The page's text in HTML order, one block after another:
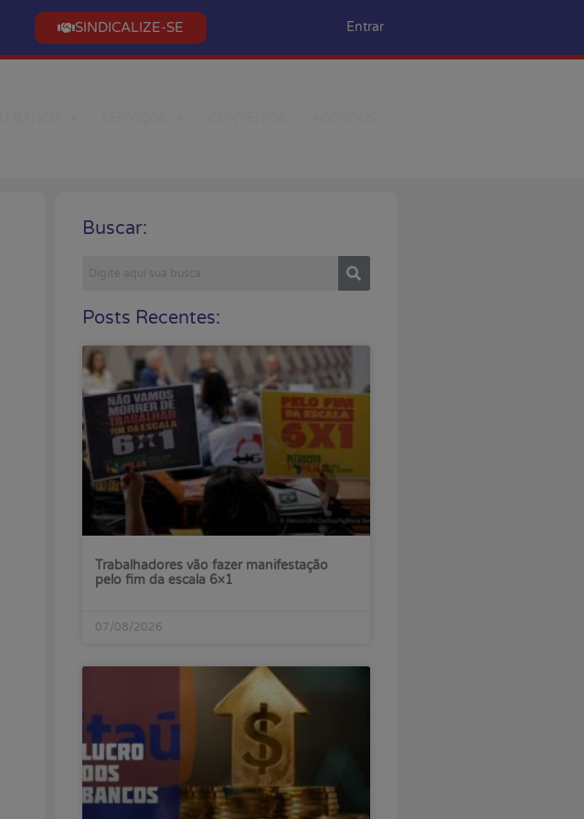
SINDICALIZE-SE Entrar
Buscar:
Posts Recentes:
Trabalhadores vão fazer manifestação
pelo fim da escala 6×1
07/08/2026